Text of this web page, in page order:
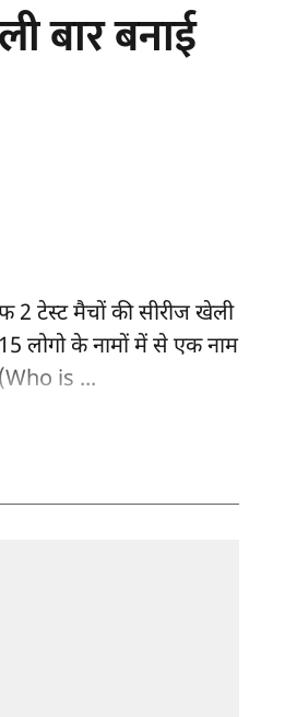
बार बनाई
2 टेस्ट मैचों की सीरीज खेली
लोगो के नामों में से एक नाम
is ...